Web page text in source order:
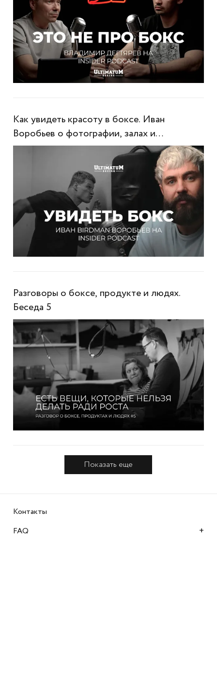
Как увидеть красоту в боксе. Иван
Воробьев о фотографии, залах и
настоящем контенте
Разговоры о боксе, продукте и людях.
Беседа 5
Показать еще
Контакты
FAQ
+